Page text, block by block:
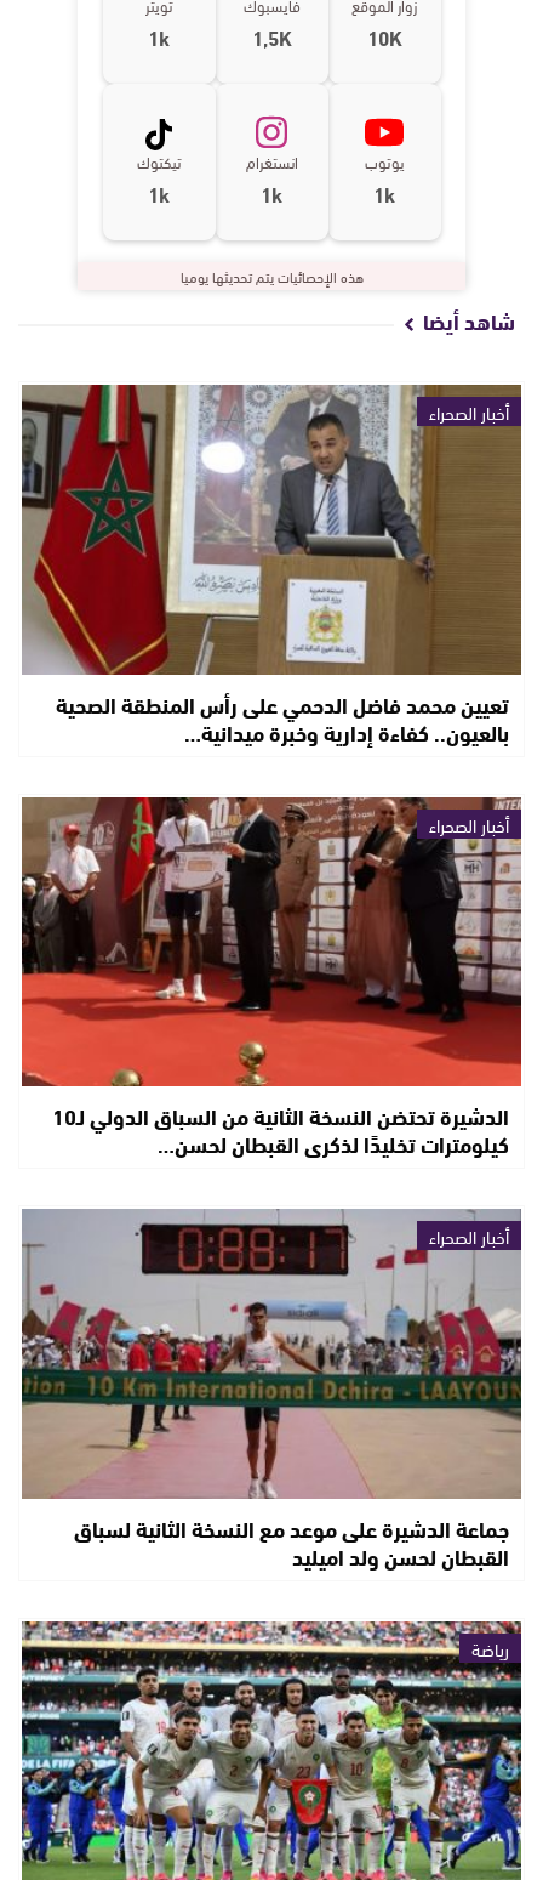
10K
1,5K
1k
يوتوب
1k
انستغرام
1k
تيكتوك
1k
هذه الإحصائيات يتم تحديثها يوميا
شاهد أيضا
أخبار الصحراء
تعيين محمد فاضل الدحمي على رأس المنطقة الصحية
بالعيون.. كفاءة إدارية وخبرة ميدانية…
أخبار الصحراء
الدشيرة تحتضن النسخة الثانية من السباق الدولي لـ10
كيلومترات تخليدًا لذكرى القبطان لحسن…
أخبار الصحراء
جماعة الدشيرة على موعد مع النسخة الثانية لسباق
القبطان لحسن ولد اميليد
رياضة